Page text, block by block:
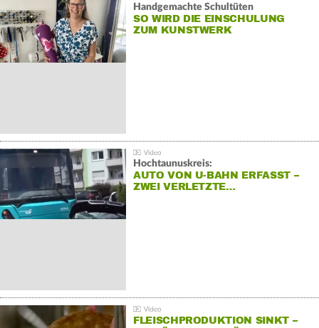
Handgemachte Schultüten
SO WIRD DIE EINSCHULUNG
ZUM KUNSTWERK
Hochtaunuskreis:
AUTO VON U-BAHN ERFASST –
ZWEI VERLETZTE…
FLEISCHPRODUKTION SINKT –